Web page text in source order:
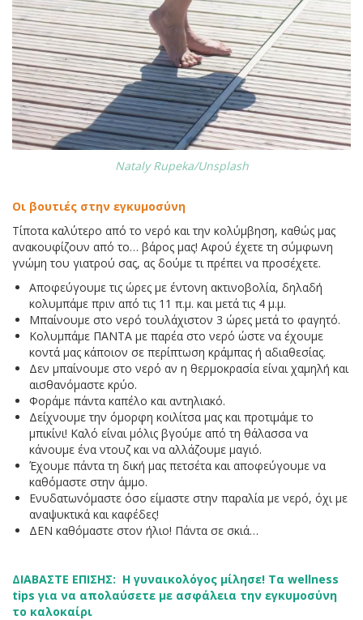
Nataly Rupeka/Unsplash
Οι βουτιές στην εγκυμοσύνη
Τίποτα καλύτερο από το νερό και την κολύμβηση, καθώς μας
ανακουφίζουν από το… βάρος μας! Αφού έχετε τη σύμφωνη
γνώμη του γιατρού σας, ας δούμε τι πρέπει να προσέχετε.
Αποφεύγουμε τις ώρες με έντονη ακτινοβολία, δηλαδή
κολυμπάμε πριν από τις 11 π.μ. και μετά τις 4 μ.μ.
Μπαίνουμε στο νερό τουλάχιστον 3 ώρες μετά το φαγητό.
Κολυμπάμε ΠΑΝΤΑ με παρέα στο νερό ώστε να έχουμε
κοντά μας κάποιον σε περίπτωση κράμπας ή αδιαθεσίας.
Δεν μπαίνουμε στο νερό αν η θερμοκρασία είναι χαμηλή και
αισθανόμαστε κρύο.
Φοράμε πάντα καπέλο και αντηλιακό.
Δείχνουμε την όμορφη κοιλίτσα μας και προτιμάμε το
μπικίνι! Καλό είναι μόλις βγούμε από τη θάλασσα να
κάνουμε ένα ντουζ και να αλλάζουμε μαγιό.
Έχουμε πάντα τη δική μας πετσέτα και αποφεύγουμε να
καθόμαστε στην άμμο.
Ενυδατωνόμαστε όσο είμαστε στην παραλία με νερό, όχι με
αναψυκτικά και καφέδες!
ΔΕΝ καθόμαστε στον ήλιο! Πάντα σε σκιά…
ΔΙΑΒΑΣΤΕ ΕΠΙΣΗΣ: Η γυναικολόγος μίλησε! Τα wellness
tips για να απολαύσετε με ασφάλεια την εγκυμοσύνη
το καλοκαίρι